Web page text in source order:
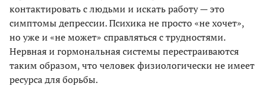
контактировать с людьми и искать работу — это
симптомы депрессии. Психика не просто «не хочет»,
но уже и «не может» справляться с трудностями.
Нервная и гормональная системы перестраиваются
таким образом, что человек физиологически не имеет
ресурса для борьбы.